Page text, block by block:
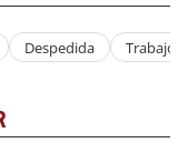
Despedida Trabajo